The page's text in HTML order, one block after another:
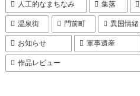
人工的なまちなみ 集落
温泉街 門前町 異国情緒
お知らせ 軍事遺産
作品レビュー